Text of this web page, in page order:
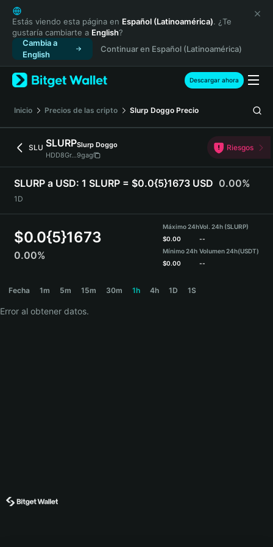
English
日本語
Tiếng Việt
Русский
Español (Latinoamérica)
Türkçe
Français
Deutsch
繁體中文
Português (Portugal)
Bahasa Indonesia
ภาษาไทย
हिन्दी
Español
Português (Brasil)
Estás viendo esta página en Español (Latinoamérica). ¿Te
gustaría cambiarte a English?
Cambia a
English
Continuar en Español (Latinoamérica)
Descargar ahora
Inicio Precios de las cripto Slurp Doggo Precio
SLU SLURPSlurp Doggo
HDD8Gr...9gag
Riesgos
SLURP a USD: 1 SLURP = $0.0{5}1673 USD 0.00%
1D
$0.0{5}1673
0.00%
Máximo 24h
$0.00
Mínimo 24h
$0.00
Vol. 24h (SLURP)
--
Volumen 24h(USDT)
--
Fecha 1m 5m 15m 30m 1h 4h 1D 1S
Error al obtener datos.